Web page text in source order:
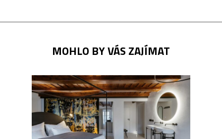
MOHLO BY VÁS ZAJÍMAT